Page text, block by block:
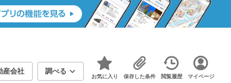
産会社 調べる
お気に入り 保存した条件 閲覧履歴 マイページ